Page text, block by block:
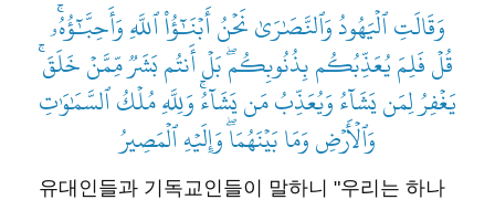
وَقَالَتِ ٱلۡيَهُودُ وَٱلنَّصَٰرَىٰ نَحۡنُ أَبۡنَٰٓؤُاْ ٱللَّهِ وَأَحِبَّٰٓؤُهُۥۚ
قُلۡ فَلِمَ يُعَذِّبُكُم بِذُنُوبِكُمۖ بَلۡ أَنتُم بَشَرٞ مِّمَّنۡ خَلَقَۚ
يَغۡفِرُ لِمَن يَشَآءُ وَيُعَذِّبُ مَن يَشَآءُۚ وَلِلَّهِ مُلۡكُ ٱلسَّمَٰوَٰتِ
وَٱلۡأَرۡضِ وَمَا بَيۡنَهُمَاۖ وَإِلَيۡهِ ٱلۡمَصِيرُ
유대인들과 기독교인들이 말하니 "우리는 하나